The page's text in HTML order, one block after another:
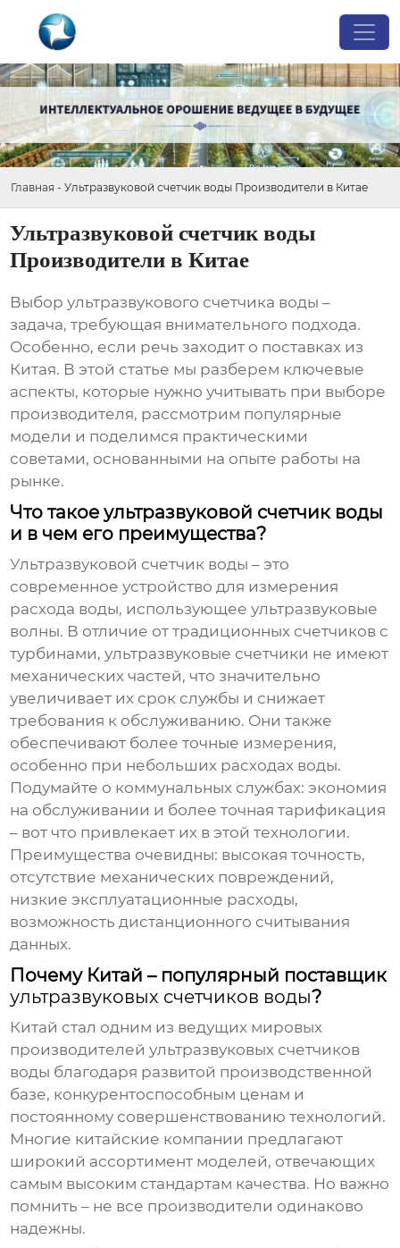
Главная - Ультразвуковой счетчик воды Производители в Китае
Ультразвуковой счетчик воды
Производители в Китае
Выборультразвукового счетчика воды –
задача, требующая внимательного подхода.
Особенно, если речь заходит о поставках из
Китая. В этой статье мы разберем ключевые
аспекты, которые нужно учитывать при выборе
производителя, рассмотрим популярные
модели и поделимся практическими
советами, основанными на опыте работы на
рынке.
Что такое ультразвуковой счетчик воды
и в чем его преимущества?
Ультразвуковой счетчик воды – это
современное устройство для измерения
расхода воды, использующее ультразвуковые
волны. В отличие от традиционных счетчиков с
турбинами, ультразвуковые счетчики не имеют
механических частей, что значительно
увеличивает их срок службы и снижает
требования к обслуживанию. Они также
обеспечивают более точные измерения,
особенно при небольших расходах воды.
Подумайте о коммунальных службах: экономия
на обслуживании и более точная тарификация
– вот что привлекает их в этой технологии.
Преимущества очевидны: высокая точность,
отсутствие механических повреждений,
низкие эксплуатационные расходы,
возможность дистанционного считывания
данных.
Почему Китай – популярный поставщик
ультразвуковых счетчиков воды?
Китай стал одним из ведущих мировых
производителейультразвуковых счетчиков
воды благодаря развитой производственной
базе, конкурентоспособным ценам и
постоянному совершенствованию технологий.
Многие китайские компании предлагают
широкий ассортимент моделей, отвечающих
самым высоким стандартам качества. Но важно
помнить – не все производители одинаково
надежны.